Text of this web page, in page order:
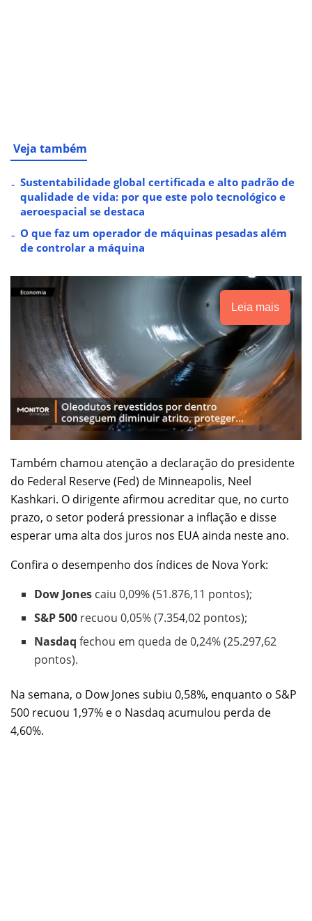
Veja também
Sustentabilidade global certificada e alto padrão de
qualidade de vida: por que este polo tecnológico e
aeroespacial se destaca
O que faz um operador de máquinas pesadas além
de controlar a máquina
Leia mais
Também chamou atenção a declaração do presidente
do Federal Reserve (Fed) de Minneapolis, Neel
Kashkari. O dirigente afirmou acreditar que, no curto
prazo, o setor poderá pressionar a inflação e disse
esperar uma alta dos juros nos EUA ainda neste ano.
Confira o desempenho dos índices de Nova York:
Dow Jones caiu 0,09% (51.876,11 pontos);
S&P 500 recuou 0,05% (7.354,02 pontos);
Nasdaq fechou em queda de 0,24% (25.297,62
pontos).
Na semana, o Dow Jones subiu 0,58%, enquanto o S&P
500 recuou 1,97% e o Nasdaq acumulou perda de
4,60%.